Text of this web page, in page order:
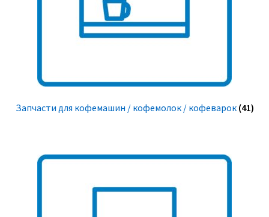
Запчасти для кофемашин / кофемолок / кофеварок (41)